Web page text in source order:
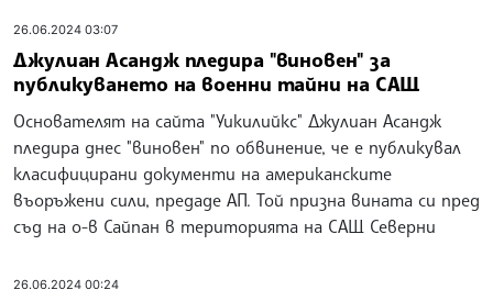
26.06.2024 03:07
Джулиан Асандж пледира "виновен" за
публикуването на военни тайни на САЩ
Основателят на сайта "Уикилийкс" Джулиан Асандж
пледира днес "виновен" по обвинение, че е публикувал
класифицирани документи на американските
въоръжени сили, предаде АП. Той призна вината си пред
съд на о-в Сайпан в територията на САЩ Северни
26.06.2024 00:24